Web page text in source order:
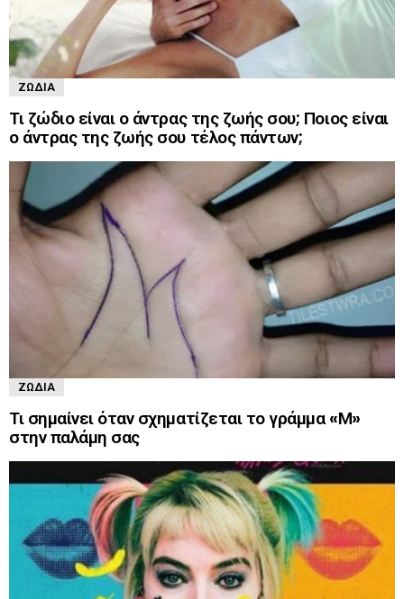
ΖΏΔΙΑ
Τι ζώδιο είναι ο άντρας της ζωής σου; Ποιος είναι
ο άντρας της ζωής σου τέλος πάντων;
ΖΏΔΙΑ
Τι σημαίνει όταν σχηματίζεται το γράμμα «Μ»
στην παλάμη σας